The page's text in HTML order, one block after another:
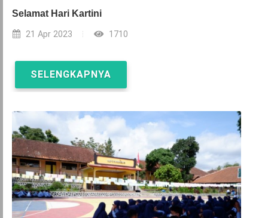
Selamat Hari Kartini
21 Apr 2023 1710
SELENGKAPNYA